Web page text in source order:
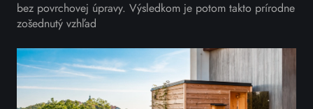
bez povrchovej úpravy. Výsledkom je potom takto prírodne
zošednutý vzhľad